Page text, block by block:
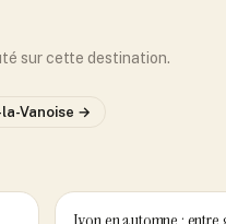
sur cette destination.
Vanoise →